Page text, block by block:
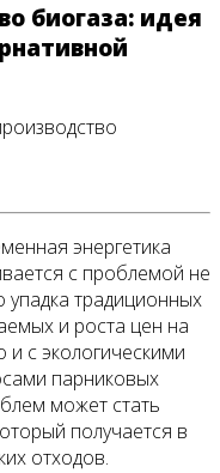
биогаза: идея
энергетика
с проблемой не
упадка традиционных
и роста цен на
и с экологическими
парниковых
может стать
получается в
отходов.